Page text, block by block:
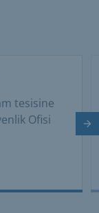
tesisine
Ofisi